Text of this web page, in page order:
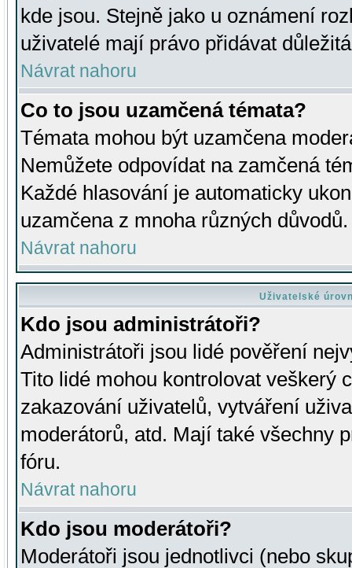
kde jsou. Stejně jako u oznámení
uživatelé mají právo přidávat
Návrat nahoru
Co to jsou uzamčená témata?
Témata mohou být uzamčena
Nemůžete odpovídat na zamčená
Každé hlasování je automaticky
uzamčena z mnoha různých důvodů.
Návrat nahoru
Uživatelské
Kdo jsou administrátoři?
Administrátoři jsou lidé pověření
Tito lidé mohou kontrolovat veškerý
zakazování uživatelů, vytváření
moderátorů, atd. Mají také všechny
fóru.
Návrat nahoru
Kdo jsou moderátoři?
Moderátoři jsou jednotlivci (nebo